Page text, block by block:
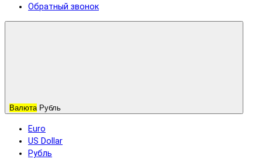
Обратный звонок
Валюта Рубль
Euro
US Dollar
Рубль